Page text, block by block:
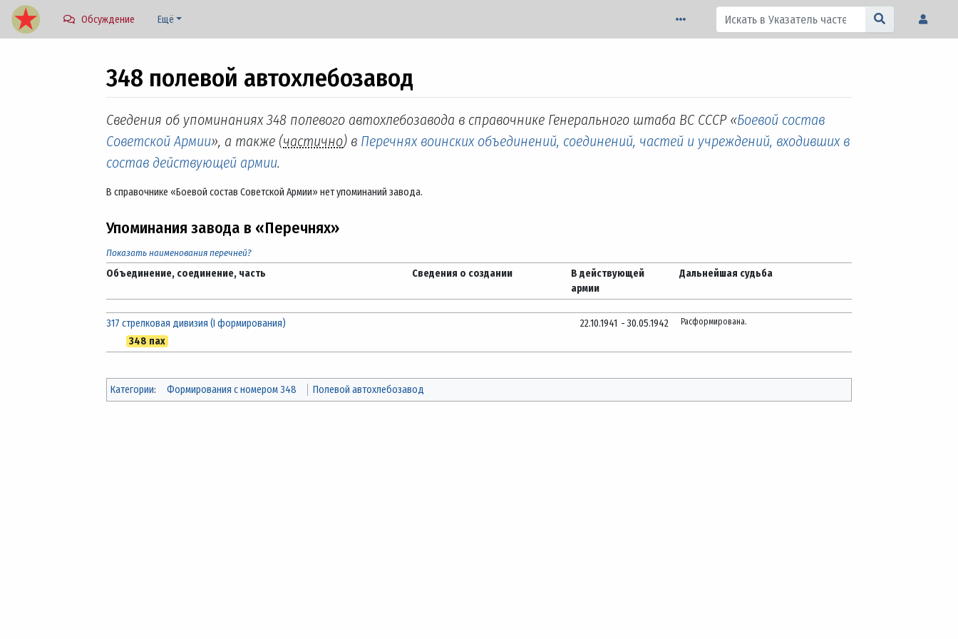
Обсуждение Ещё
348 полевой автохлебозавод
Перейти к:навигация,поиск
Сведения об упоминаниях 348 полевого автохлебозавода в справочнике Генерального штаба ВС СССР «Боевой состав
Советской Армии», а также (частично) в Перечнях воинских объединений, соединений, частей и учреждений, входивших в
состав действующей армии.
В справочнике «Боевой состав Советской Армии» нет упоминаний завода.
Упоминания завода в «Перечнях»
Показать наименования перечней?
Объединение, соединение, часть Сведения о создании
В действующей
армии
Дальнейшая судьба
317 стрелковая дивизия (I формирования)
348 пах
22.10.1941 -30.05.1942 Расформирована.
Категории: Формирования с номером 348 Полевой автохлебозавод